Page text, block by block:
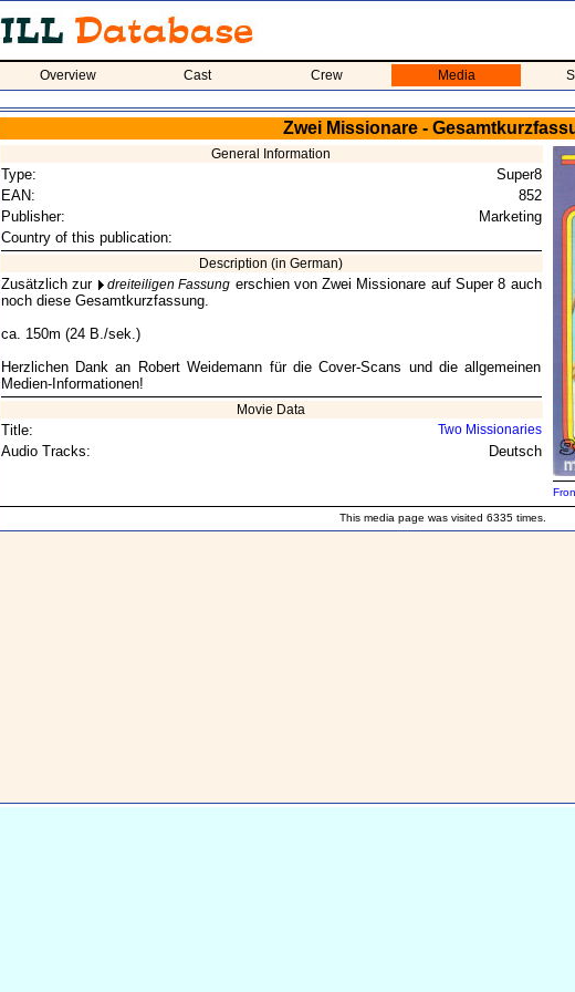
Overview Cast Crew Media
Zwei Missionare -
General Information
Type:
Super8
EAN:
852
Publisher:
Marketing
Country of this publication:
Description (in German)
Zusätzlich zur dreiteiligen Fassung erschien von Zwei Missionare auf Super 8 auch
noch diese Gesamtkurzfassung.
ca. 150m (24 B./sek.)
Herzlichen Dank an Robert Weidemann für die Cover-Scans und die allgemeinen
Medien-Informationen!
Movie Data
Title: Two Missionaries
Audio Tracks: Deutsch
This media page was visited 6335 times.